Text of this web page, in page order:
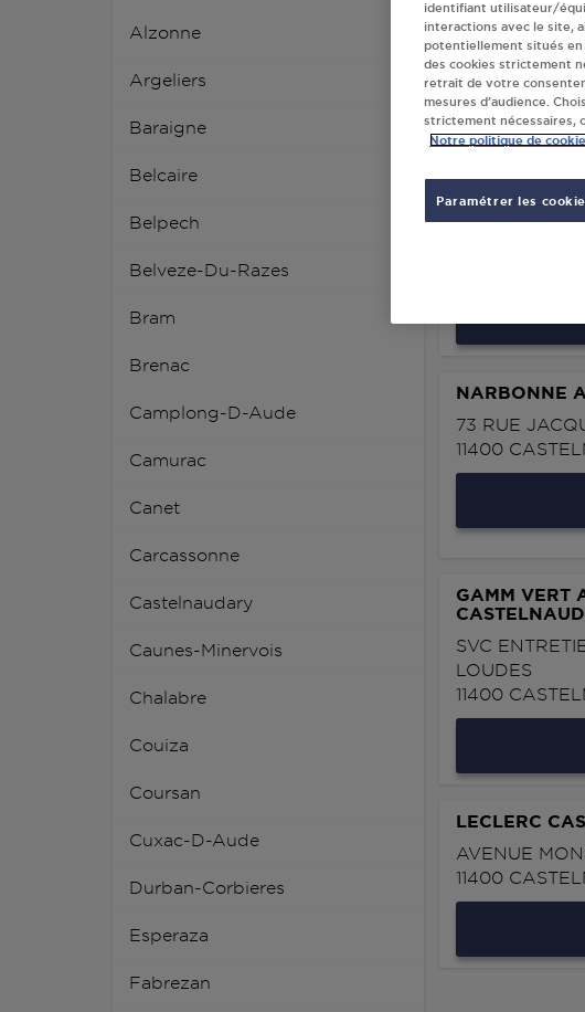
Alzonne
Argeliers
Baraigne
Belcaire
Belpech
Belveze-Du-Razes
Bram
Brenac
Camplong-D-Aude
Camurac
Canet
Carcassonne
Castelnaudary
Caunes-Minervois
Chalabre
Couiza
Coursan
Cuxac-D-Aude
Durban-Corbieres
Esperaza
Fabrezan
13 AVENUE
11400
211 ROUTE
NARBONNE
73 RUE
11400
GAMM VERT
SVC
LOUDES
11400
LECLERC
AVENUE
11400
identifiant utilisateur/
interactions avec le site,
potentiellement situés en
des cookies strictement
retrait de votre
mesures d’audience.
strictement nécessaires,
Notre politique de
Paramétrer les